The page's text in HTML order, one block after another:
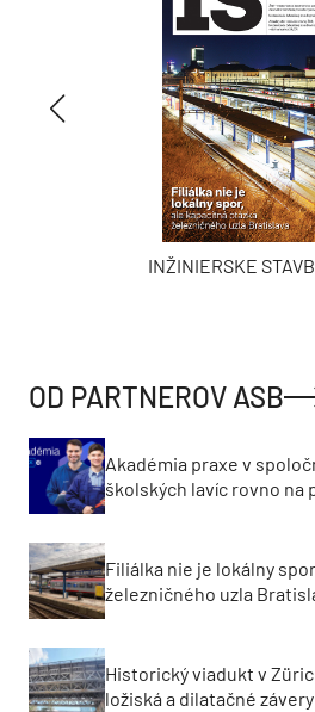
INŽINIERSKE
OD PARTNEROV ASB
Akadémia praxe v
školských lavíc rovno na
Filiálka nie je lokálny
železničného uzla
Historický viadukt v
ložiská a dilatačné závery